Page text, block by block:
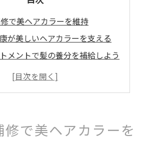
で美ヘアカラーを維持
が美しいヘアカラーを支える
メントで髪の養分を補給しよう
を改善してヘアカラーを長持ち
しい製品で養分補修を強化
トで髪の色艶を保つ方法
修で美ヘアカラーを